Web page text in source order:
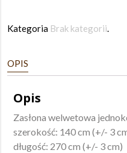
140x270
Kategoria Brak kategorii.
OPIS
Opis
Zasłona welwetowa
szerokość: 140 cm (+/- 3
długość: 270 cm (+/- 3 cm)